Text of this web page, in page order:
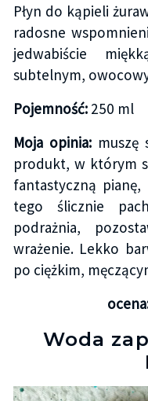
Płyn do kąpieli
radosne
jedwabiście
subtelnym,
Pojemność:250 ml
Moja opinia:muszę
produkt, w którym
fantastyczną
tego ślicznie
podrażnia,
wrażenie. Lekko
po ciężkim,
Woda